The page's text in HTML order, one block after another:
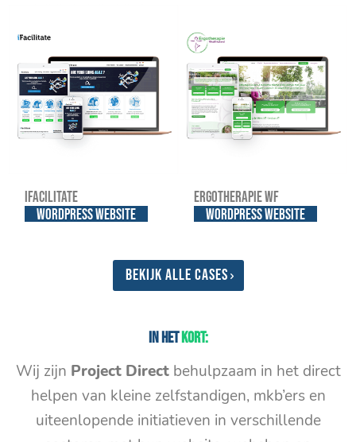
iFacilitate
WordPress website
Ergotherapie WF
WordPress website
Bekijk alle cases
In hetkort:
Wij zijn Project Direct behulpzaam in het direct
helpen van kleine zelfstandigen, mkb’ers en
uiteenlopende initiatieven in verschillende